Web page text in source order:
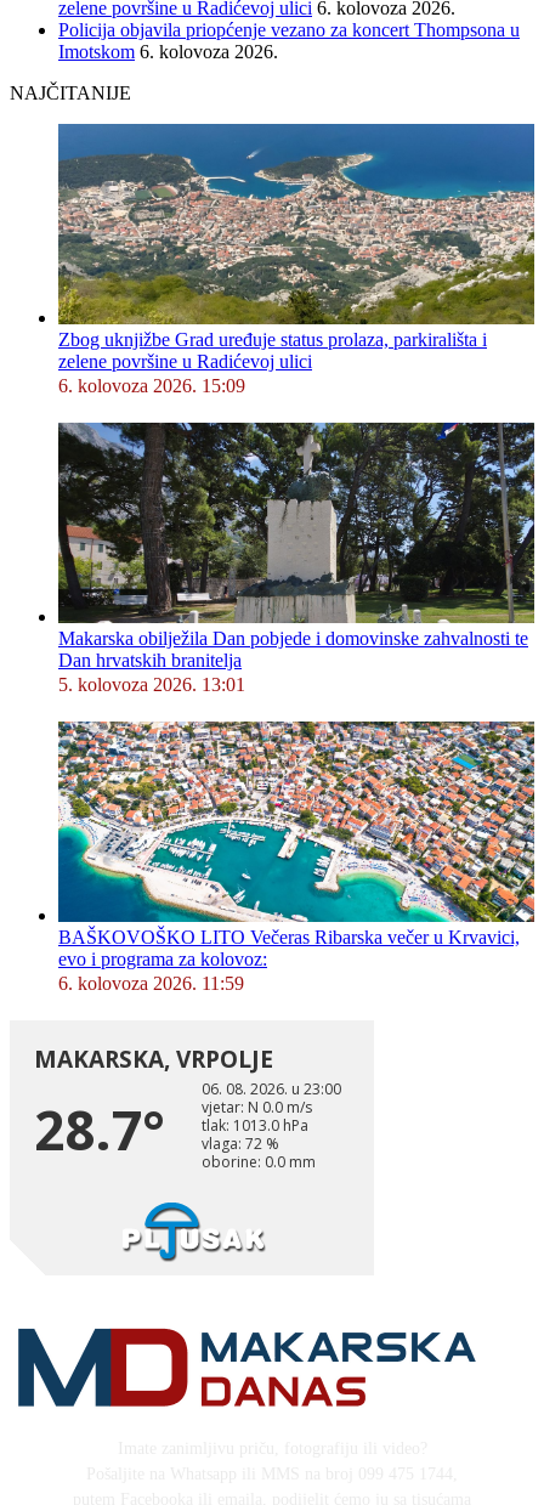
zelene površine u Radićevoj ulici 6. kolovoza 2026.
Policija objavila priopćenje vezano za koncert Thompsona u
Imotskom 6. kolovoza 2026.
NAJČITANIJE
Zbog uknjižbe Grad uređuje status prolaza, parkirališta i
zelene površine u Radićevoj ulici
6. kolovoza 2026. 15:09
Makarska obilježila Dan pobjede i domovinske zahvalnosti te
Dan hrvatskih branitelja
5. kolovoza 2026. 13:01
BAŠKOVOŠKO LITO Večeras Ribarska večer u Krvavici,
evo i programa za kolovoz:
6. kolovoza 2026. 11:59